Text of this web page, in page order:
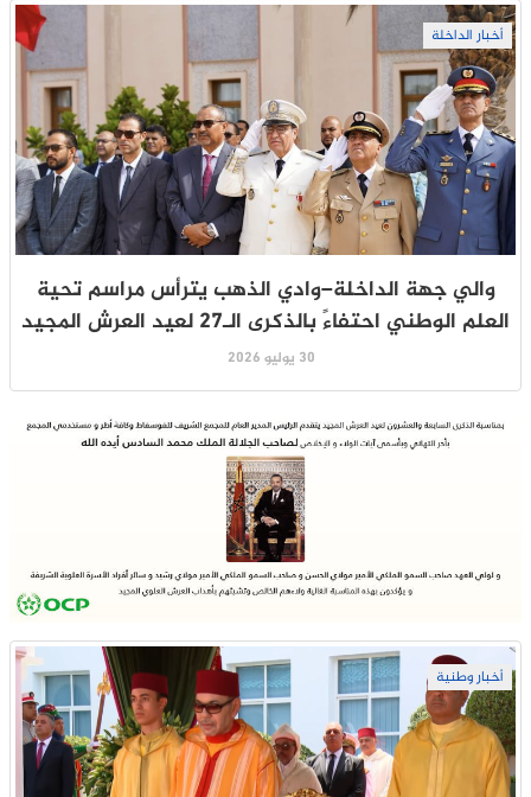
أخبار الداخلة
والي جهة الداخلة–وادي الذهب يترأس مراسم تحية
العلم الوطني احتفاءً بالذكرى الـ27 لعيد العرش المجيد
30 يوليو 2026
أخبار وطنية